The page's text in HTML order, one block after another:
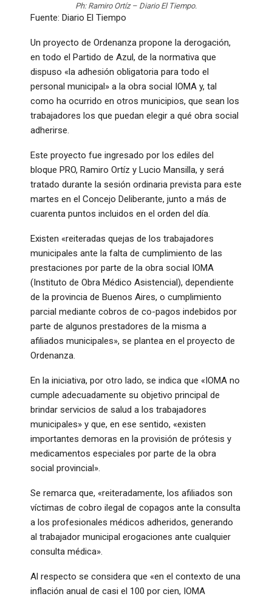
Ph: Ramiro Ortíz – Diario El Tiempo.
Fuente: Diario El Tiempo
Un proyecto de Ordenanza propone la derogación,
en todo el Partido de Azul, de la normativa que
dispuso «la adhesión obligatoria para todo el
personal municipal» a la obra social IOMA y, tal
como ha ocurrido en otros municipios, que sean los
trabajadores los que puedan elegir a qué obra social
adherirse.
Este proyecto fue ingresado por los ediles del
bloque PRO, Ramiro Ortíz y Lucio Mansilla, y será
tratado durante la sesión ordinaria prevista para este
martes en el Concejo Deliberante, junto a más de
cuarenta puntos incluidos en el orden del día.
Existen «reiteradas quejas de los trabajadores
municipales ante la falta de cumplimiento de las
prestaciones por parte de la obra social IOMA
(Instituto de Obra Médico Asistencial), dependiente
de la provincia de Buenos Aires, o cumplimiento
parcial mediante cobros de co-pagos indebidos por
parte de algunos prestadores de la misma a
afiliados municipales», se plantea en el proyecto de
Ordenanza.
En la iniciativa, por otro lado, se indica que «IOMA no
cumple adecuadamente su objetivo principal de
brindar servicios de salud a los trabajadores
municipales» y que, en ese sentido, «existen
importantes demoras en la provisión de prótesis y
medicamentos especiales por parte de la obra
social provincial».
Se remarca que, «reiteradamente, los afiliados son
víctimas de cobro ilegal de copagos ante la consulta
a los profesionales médicos adheridos, generando
al trabajador municipal erogaciones ante cualquier
consulta médica».
Al respecto se considera que «en el contexto de una
inflación anual de casi el 100 por cien, IOMA